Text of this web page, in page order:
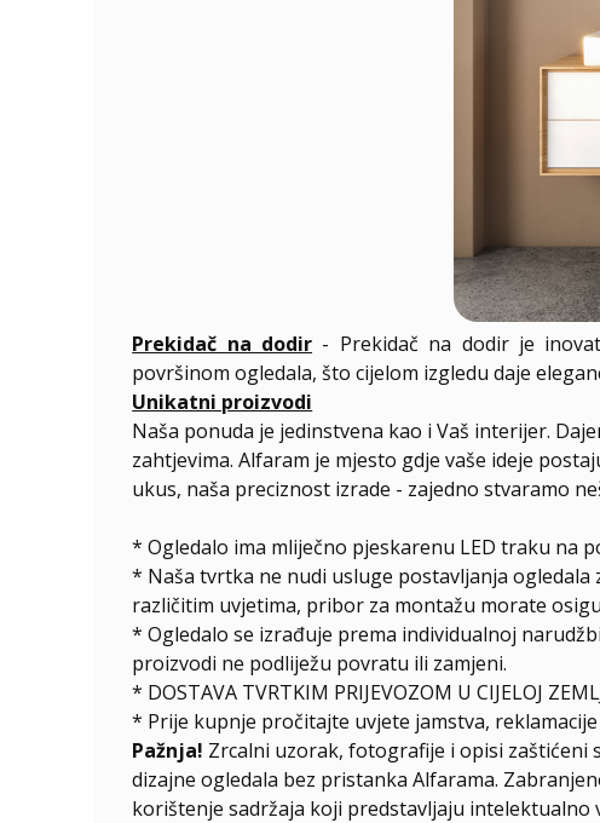
Prekidač na dodir - Prekidač na dodir je
površinom ogledala, što cijelom izgledu daje
Unikatni proizvodi
Naša ponuda je jedinstvena kao i Vaš interijer.
zahtjevima. Alfaram je mjesto gdje vaše ideje
ukus, naša preciznost izrade - zajedno stvaramo
* Ogledalo ima mliječno pjeskarenu LED traku na
* Naša tvrtka ne nudi usluge postavljanja
različitim uvjetima, pribor za montažu morate
* Ogledalo se izrađuje prema individualnoj
proizvodi ne podliježu povratu ili zamjeni.
* DOSTAVA TVRTKIM PRIJEVOZOM U CIJELOJ
* Prije kupnje pročitajte uvjete jamstva,
Pažnja! Zrcalni uzorak, fotografije i opisi zaštićeni
dizajne ogledala bez pristanka Alfarama.
korištenje sadržaja koji predstavljaju